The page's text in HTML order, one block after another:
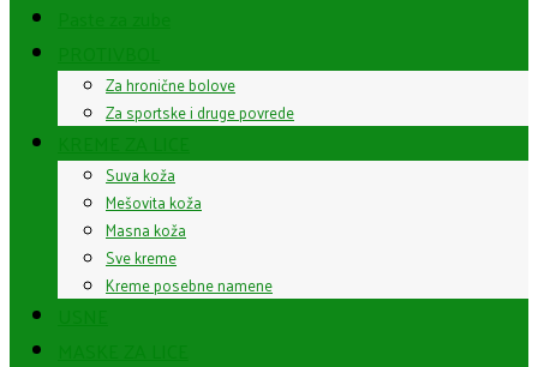
Za hronične bolove
Za sportske i druge povrede
Suva koža
Mešovita koža
Masna koža
Sve kreme
Kreme posebne namene